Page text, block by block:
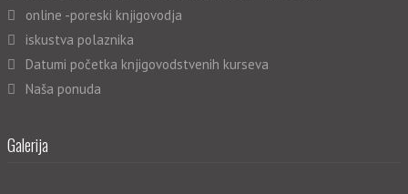
online -poreski knjigovodja
iskustva polaznika
Datumi početka knjigovodstvenih kurseva
Naša ponuda
Galerija